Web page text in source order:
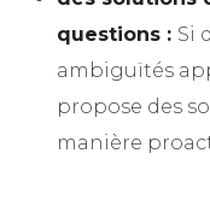
questions : Si
ambiguïtés
propose des
manière